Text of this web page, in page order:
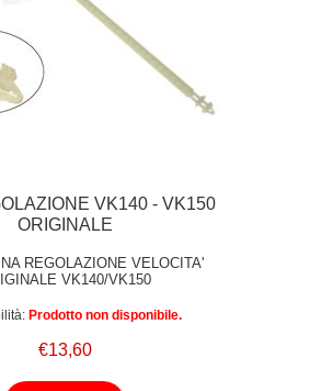
VK140 - VK150
ORIGINALE
REGOLAZIONE VELOCITA'
VK140/VK150
Prodotto non disponibile.
€13,60